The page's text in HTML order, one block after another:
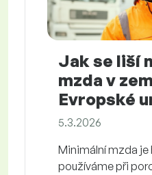
Jak se liší
mzda v
Evropské
5.3.2026
Minimální mzda
používáme při